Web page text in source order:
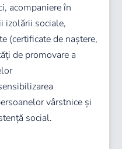
acompaniere în
izolării sociale,
(certificate de naştere,
de promovare a
vârstnice şi
social.